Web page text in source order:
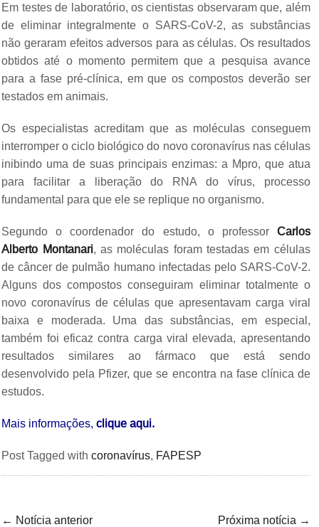
Em testes de laboratório, os cientistas observaram que, além
de eliminar integralmente o SARS-CoV-2, as substâncias
não geraram efeitos adversos para as células. Os resultados
obtidos até o momento permitem que a pesquisa avance
para a fase pré-clínica, em que os compostos deverão ser
testados em animais.
Os especialistas acreditam que as moléculas conseguem
interromper o ciclo biológico do novo coronavírus nas células
inibindo uma de suas principais enzimas: a Mpro, que atua
para facilitar a liberação do RNA do vírus, processo
fundamental para que ele se replique no organismo.
Segundo o coordenador do estudo, o professor Carlos
Alberto Montanari, as moléculas foram testadas em células
de câncer de pulmão humano infectadas pelo SARS-CoV-2.
Alguns dos compostos conseguiram eliminar totalmente o
novo coronavírus de células que apresentavam carga viral
baixa e moderada. Uma das substâncias, em especial,
também foi eficaz contra carga viral elevada, apresentando
resultados similares ao fármaco que está sendo
desenvolvido pela Pfizer, que se encontra na fase clínica de
estudos.
Mais informações,clique aqui.
Post Tagged withcoronavírus, FAPESP
← Notícia anterior Próxima notícia →